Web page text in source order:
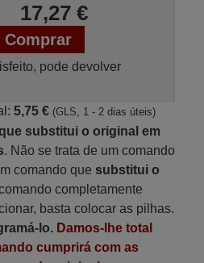
17,27€
Comprar
pode devolver
5,75 € (GLS, 1 - 2 dias úteis)
substitui o original em
. Não se trata de um comando
comando que substitui o
completamente
basta colocar as pilhas.
lo. Damos-lhe total
cumprirá com as